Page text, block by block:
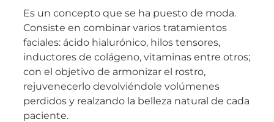
Es un concepto que se ha puesto de moda.
Consiste en combinar varios tratamientos
faciales: ácido hialurónico, hilos tensores,
inductores de colágeno, vitaminas entre otros;
con el objetivo de armonizar el rostro,
rejuvenecerlo devolviéndole volúmenes
perdidos y realzando la belleza natural de cada
paciente.